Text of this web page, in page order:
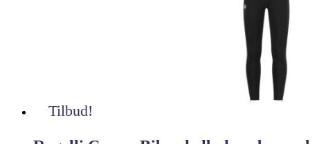
Tilbud!